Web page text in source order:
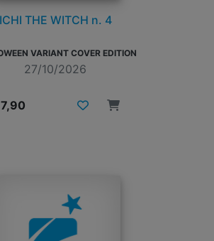
ICHI THE WITCH n. 4
VARIANT COVER EDITION
27/10/2026